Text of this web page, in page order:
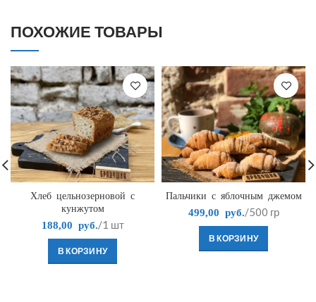
ПОХОЖИЕ ТОВАРЫ
Хлеб цельнозерновой с
кунжутом
188,00 руб. /1 шт
В КОРЗИНУ
Пальчики с яблочным джемом
499,00 руб. /500 гр
В КОРЗИНУ